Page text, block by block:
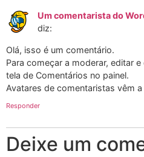
Um comentarista do
diz:
Olá, isso é um comentário.
Para começar a moderar, editar
tela de Comentários no painel.
Avatares de comentaristas vêm
Responder
Deixe um